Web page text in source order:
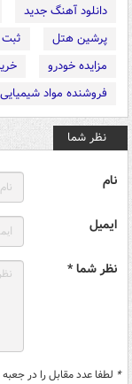
دانلود آهنگ جدید
پرشین هتل
ثبت
مزایده خودرو
فروشنده مواد شیمیایی
نظر شما
نام
ایمیل
نظر شما *
* لطفا عدد مقابل را در جعبه